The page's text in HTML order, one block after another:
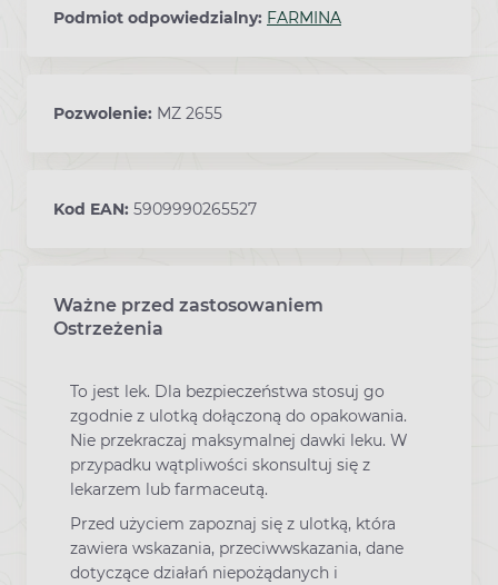
Podmiot odpowiedzialny: FARMINA
Pozwolenie: MZ 2655
Kod EAN: 5909990265527
Ważne przed zastosowaniem
Ostrzeżenia
To jest lek. Dla bezpieczeństwa stosuj go
zgodnie z ulotką dołączoną do opakowania.
Nie przekraczaj maksymalnej dawki leku. W
przypadku wątpliwości skonsultuj się z
lekarzem lub farmaceutą.
Przed użyciem zapoznaj się z ulotką, która
zawiera wskazania, przeciwwskazania, dane
dotyczące działań niepożądanych i